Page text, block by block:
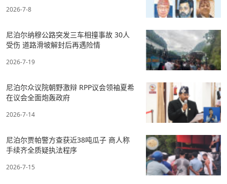
2026-7-8
尼泊尔纳穆公路突发三车相撞事故 30人
受伤 道路滑坡解封后再遇险情
2026-7-19
尼泊尔众议院朝野激辩 RPP议会领袖夏希
在议会全面炮轰政府
2026-7-14
尼泊尔贾帕警方查获近38吨瓜子 商人称
手续齐全质疑执法程序
2026-7-15